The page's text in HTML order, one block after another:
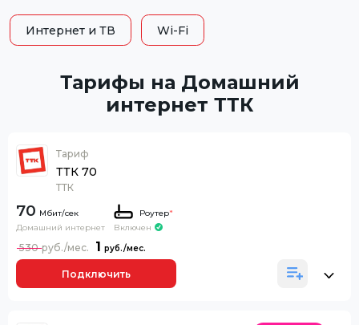
Интернет и ТВ Wi-Fi
Тарифы на Домашний
интернет ТТК
Тариф
ТТК 70
ТТК
70
Домашний интернет
Роутер*
Включен
1
530
Подключить